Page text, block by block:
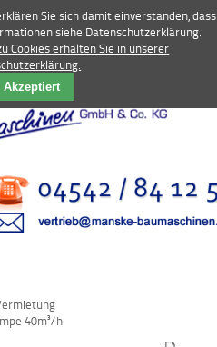
40m³/h
Sie sich damit einverstanden, dass
siehe Datenschutzerklärung.
Cookies erhalten Sie in unserer
Akzeptiert